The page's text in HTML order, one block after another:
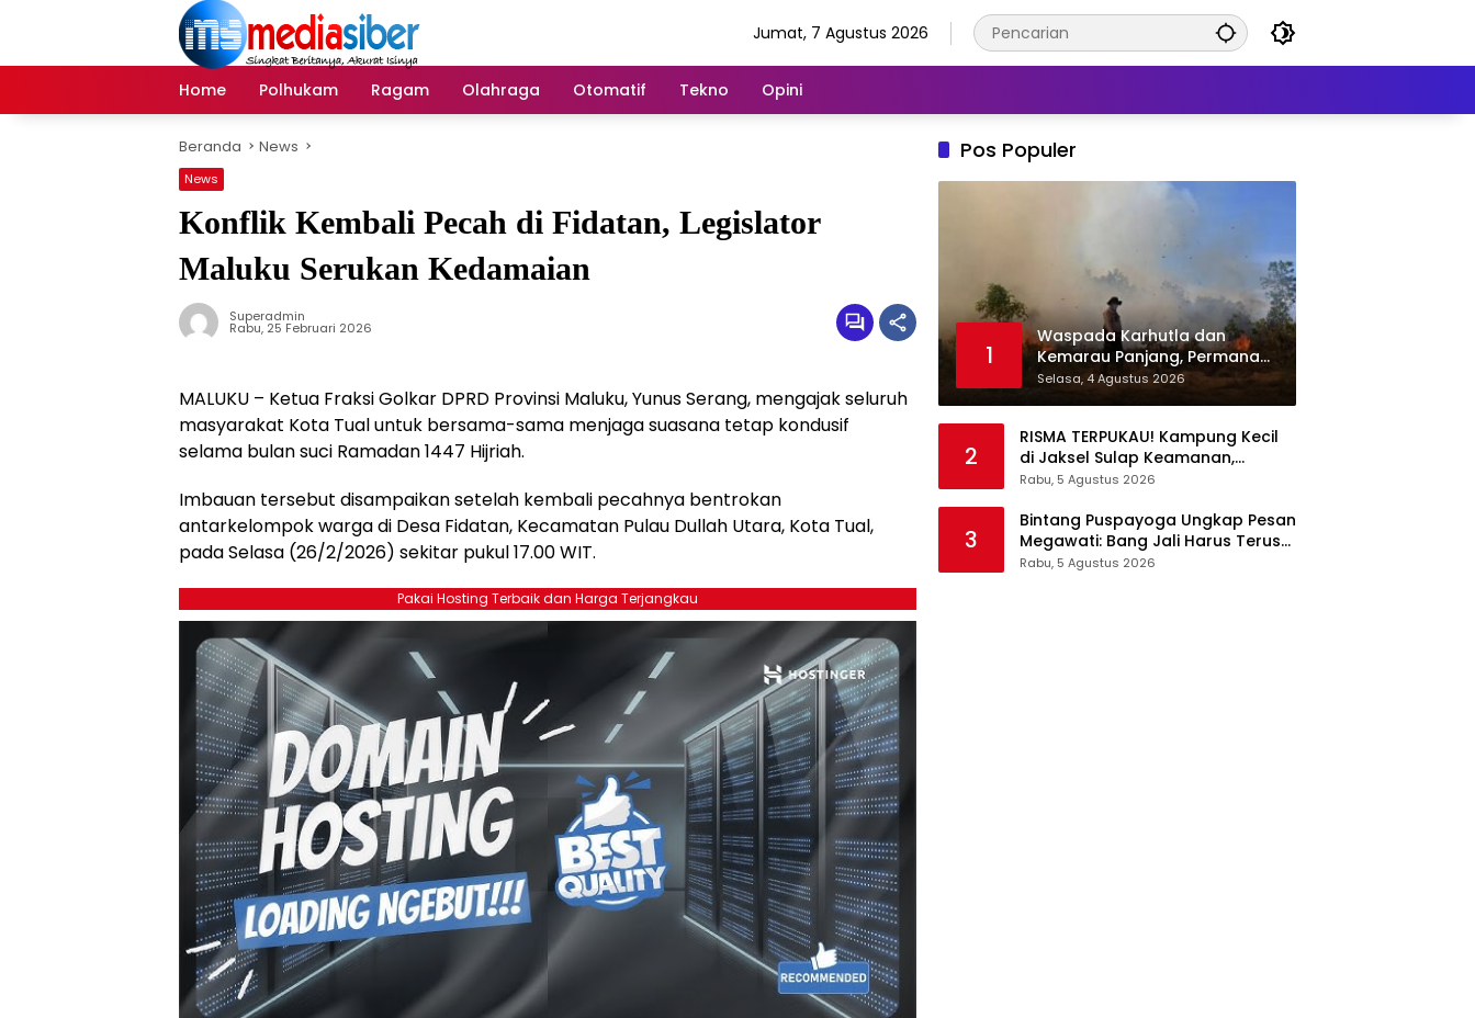
Jumat, 7 Agustus 2026
Home Polhukam Ragam Olahraga Otomatif Tekno Opini
Beranda News
News
Konflik Kembali Pecah di Fidatan, Legislator
Maluku Serukan Kedamaian
Superadmin
Rabu, 25 Februari 2026
MALUKU – Ketua Fraksi Golkar DPRD Provinsi Maluku, Yunus Serang, mengajak seluruh
masyarakat Kota Tual untuk bersama-sama menjaga suasana tetap kondusif
selama bulan suci Ramadan 1447 Hijriah.
Imbauan tersebut disampaikan setelah kembali pecahnya bentrokan
antarkelompok warga di Desa Fidatan, Kecamatan Pulau Dullah Utara, Kota Tual,
pada Selasa (26/2/2026) sekitar pukul 17.00 WIT.
Pakai Hosting Terbaik dan Harga Terjangkau
Pos Populer
1
Waspada Karhutla dan
Kemarau Panjang, Permana
Irmansyah Tekankan Mitigasi
Berbasis Komunitas
Selasa, 4 Agustus 2026
2
RISMA TERPUKAU! Kampung Kecil
di Jaksel Sulap Keamanan,
Sampah, hingga Ketahanan
Rabu, 5 Agustus 2026
3
Bintang Puspayoga Ungkap Pesan
Megawati: Bang Jali Harus Terus
Dipantau dan Dikembangkan
Rabu, 5 Agustus 2026